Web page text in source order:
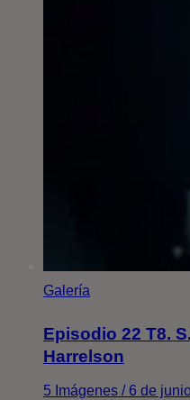
Galería
Episodio 22 T8.
Harrelson
5 Imágenes / 6 de